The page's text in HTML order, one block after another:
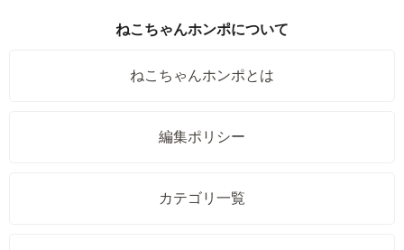
ねこちゃんホンポについて
ねこちゃんホンポとは
編集ポリシー
カテゴリ一覧